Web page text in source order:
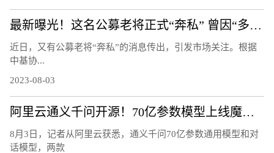
最新曝光！这名公募老将正式“奔私” 曾因“多面手”受关注：同时管理指数、量化、主动基金
近日，又有公募老将“奔私”的消息传出，引发市场关注。根据
中基协...
2023-08-03
阿里云通义千问开源！70亿参数模型上线魔搭社区，免费可商用
8月3日，记者从阿里云获悉，通义千问70亿参数通用模型和对
话模型，两款